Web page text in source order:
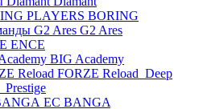
BORING
G2 Ares
ENCE
BIG Academy
FORZE Reload Deep
Prestige
EC BANGA